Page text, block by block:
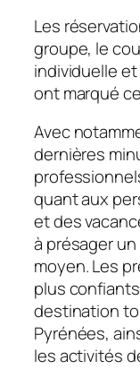
Les
groupe, le
individuelle
ont marqué
Avec
dernières
quant aux
et des
à présager
moyen. Les
plus
destination
Pyrénées,
les activités